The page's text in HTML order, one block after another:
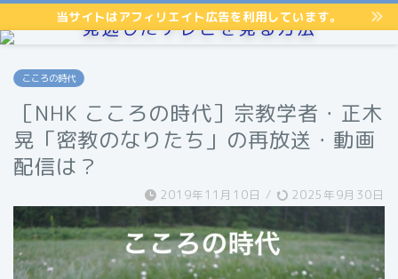
当サイトはアフィリエイト広告を利用しています。
見逃したテレビを見る方法
こころの時代
［NHK こころの時代］宗教学者・正木
晃「密教のなりたち」の再放送・動画
配信は？
2019年11月10日 / 2025年9月30日